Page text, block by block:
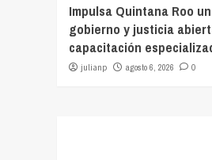
Impulsa Quintana Roo un
gobierno y justicia
capacitación
julianp agosto 6, 2026 0